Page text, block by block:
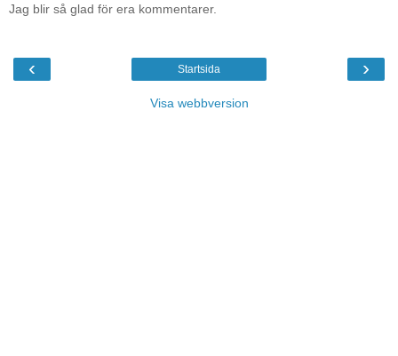
Jag blir så glad för era kommentarer.
‹ ›
Startsida
Visa webbversion